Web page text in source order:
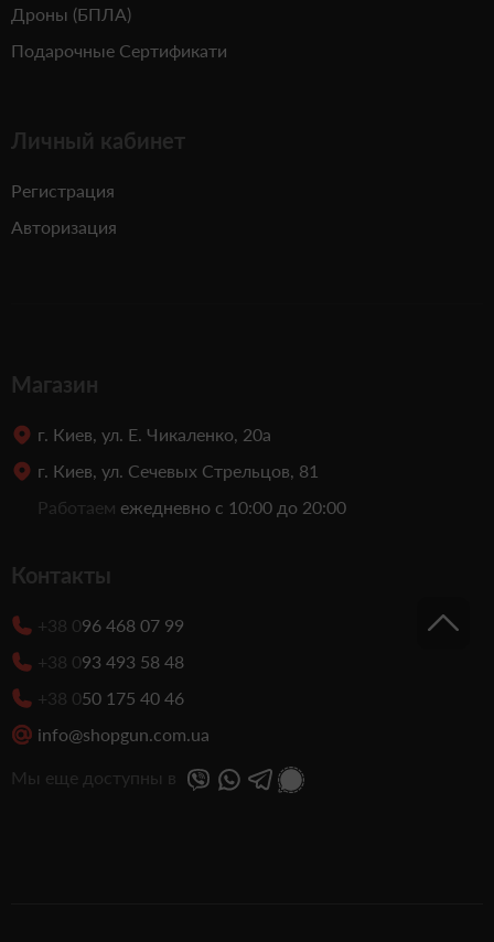
Дроны (БПЛА)
Подарочные Сертификати
Личный кабинет
Регистрация
Авторизация
Магазин
г. Киев, ул. Е. Чикаленко, 20а
г. Киев, ул. Сечевых Стрельцов, 81
Работаем ежедневно с 10:00 до 20:00
Контакты
+38 096 468 07 99
+38 093 493 58 48
+38 050 175 40 46
info@shopgun.com.ua
Мы еще доступны в